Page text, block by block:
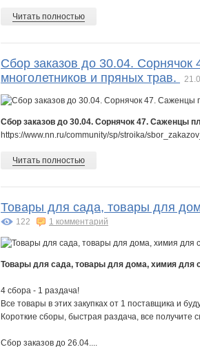
Читать полностью
Сбор заказов до 30.04. Сорнячок
многолетников и пряных трав.
Сбор заказов до 30.04. Сорнячок 47. Саженцы
https://www.nn.ru/community/sp/stroika/
Читать полностью
Товары для сада, товары для
122
1 комментарий
Товары для сада, товары для дома, химия для
4 сбора - 1 раздача!
Все товары в этих закупках от 1 поставщика и
Короткие сборы, быстрая раздача, все получите
Сбор заказов до 26.04....